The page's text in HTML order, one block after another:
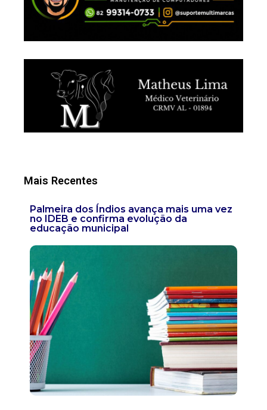
Mais Recentes
Palmeira dos Índios avança mais uma vez
no IDEB e confirma evolução da
educação municipal